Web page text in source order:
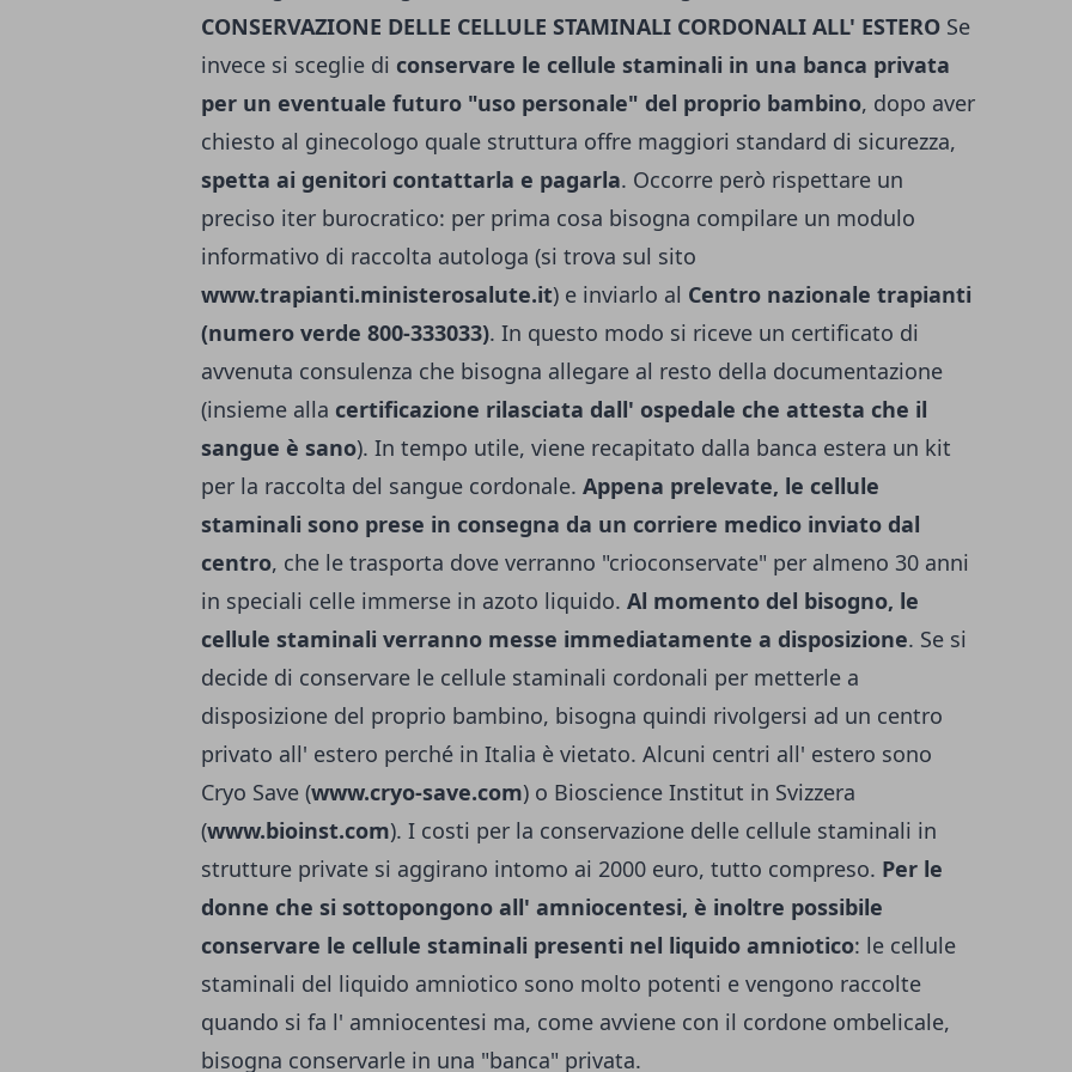
CONSERVAZIONE DELLE CELLULE STAMINALI CORDONALI ALL' ESTERO Se
invece si sceglie di conservare le cellule staminali in una banca privata
per un eventuale futuro "uso personale" del proprio bambino, dopo aver
chiesto al ginecologo quale struttura offre maggiori standard di sicurezza,
spetta ai genitori contattarla e pagarla. Occorre però rispettare un
preciso iter burocratico: per prima cosa bisogna compilare un modulo
informativo di raccolta autologa (si trova sul sito
www.trapianti.ministerosalute.it) e inviarlo al Centro nazionale trapianti
(numero verde 800-333033). In questo modo si riceve un certificato di
avvenuta consulenza che bisogna allegare al resto della documentazione
(insieme alla certificazione rilasciata dall' ospedale che attesta che il
sangue è sano). In tempo utile, viene recapitato dalla banca estera un kit
per la raccolta del sangue cordonale. Appena prelevate, le cellule
staminali sono prese in consegna da un corriere medico inviato dal
centro, che le trasporta dove verranno "crioconservate" per almeno 30 anni
in speciali celle immerse in azoto liquido. Al momento del bisogno, le
cellule staminali verranno messe immediatamente a disposizione. Se si
decide di conservare le cellule staminali cordonali per metterle a
disposizione del proprio bambino, bisogna quindi rivolgersi ad un centro
privato all' estero perché in Italia è vietato. Alcuni centri all' estero sono
Cryo Save (www.cryo-save.com) o Bioscience Institut in Svizzera
(www.bioinst.com). I costi per la conservazione delle cellule staminali in
strutture private si aggirano intomo ai 2000 euro, tutto compreso. Per le
donne che si sottopongono all' amniocentesi, è inoltre possibile
conservare le cellule staminali presenti nel liquido amniotico: le cellule
staminali del liquido amniotico sono molto potenti e vengono raccolte
quando si fa l' amniocentesi ma, come avviene con il cordone ombelicale,
bisogna conservarle in una "banca" privata.